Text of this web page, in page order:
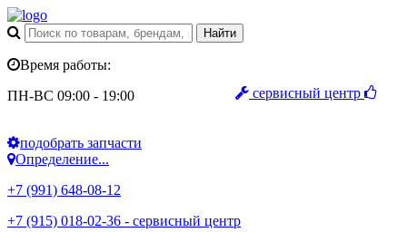
сервисный центр
Время работы:
ПН-ВС 09:00 - 19:00
подобрать запчасти
Определение...
+7 (991) 648-08-12
+7 (915) 018-02-36 - сервисный центр